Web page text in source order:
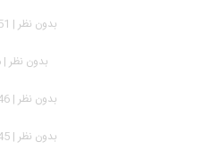
بدون نظر | 1,351 بازدید
بدون نظر | 896 بازدید
بدون نظر | 1,146 بازدید
بدون نظر | 1,645 بازدید